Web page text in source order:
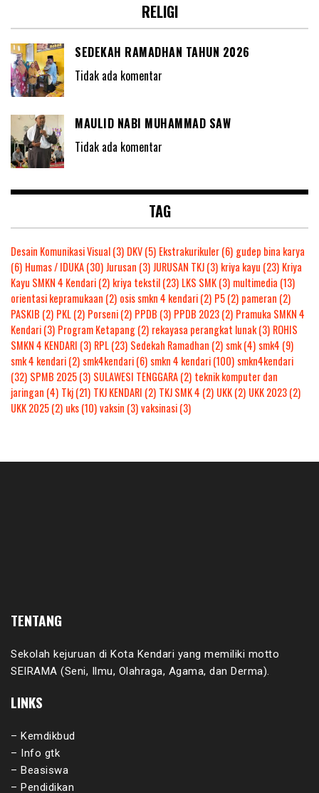
RELIGI
SEDEKAH RAMADHAN TAHUN 2026
Tidak ada komentar
MAULID NABI MUHAMMAD SAW
Tidak ada komentar
TAG
Desain Komunikasi Visual(3) DKV(5) Ekstrakurikuler(6) gudep bina karya
(6) Humas / IDUKA(30)Jurusan (3)JURUSAN TKJ(3) kriya kayu (23) Kriya
Kayu SMKN 4 Kendari(2) kriya tekstil(23) LKS SMK(3) multimedia (13)
orientasi kepramukaan (2) osis smkn 4 kendari(2) P5(2) pameran (2)
PASKIB (2) PKL(2) Porseni(2) PPDB (3) PPDB 2023(2) Pramuka SMKN 4
Kendari(3) Program Ketapang(2) rekayasa perangkat lunak(3) ROHIS
SMKN 4 KENDARI (3) RPL(23) Sedekah Ramadhan (2) smk(4) smk4 (9)
smk 4 kendari(2) smk4kendari(6) smkn 4 kendari(100) smkn4kendari
(32) SPMB 2025(3) SULAWESI TENGGARA(2) teknik komputer dan
jaringan (4) Tkj(21) TKJ KENDARI (2) TKJ SMK 4 (2) UKK(2) UKK 2023(2)
UKK 2025(2) uks(10)vaksin (3)vaksinasi(3)
TENTANG
Sekolah kejuruan di Kota Kendari yang memiliki motto
SEIRAMA (Seni, Ilmu, Olahraga, Agama, dan Derma).
LINKS
– Kemdikbud
– Info gtk
– Beasiswa
– Pendidikan